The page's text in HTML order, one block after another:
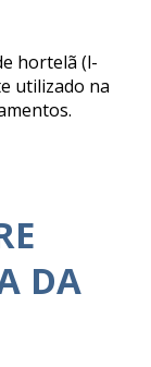
hortelã (l-
utilizado na
DA